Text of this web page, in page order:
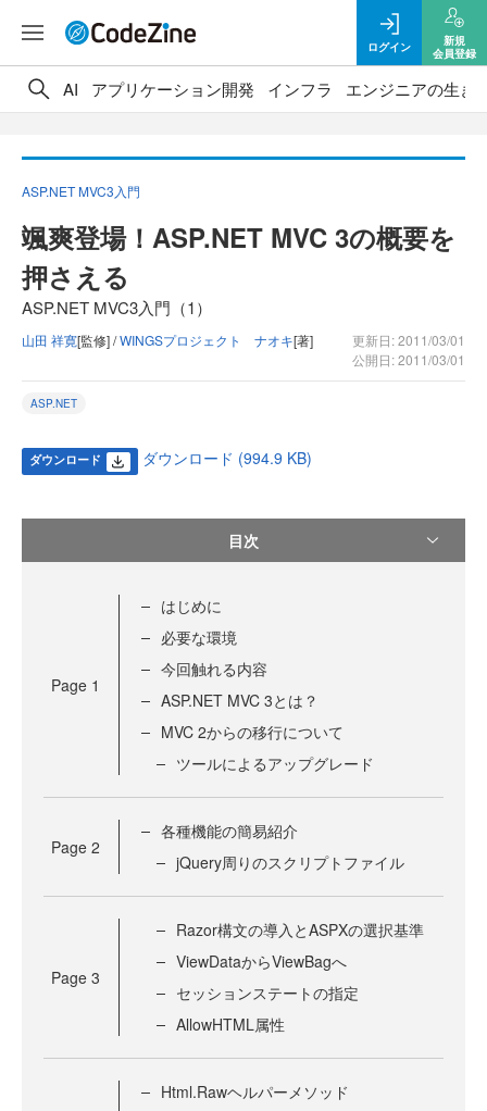
ログイン
新規
会員登録
AI アプリケーション開発 インフラ エンジニアの生き
ASP.NET MVC3入門
颯爽登場！ASP.NET MVC 3の概要を
押さえる
ASP.NET MVC3入門（1）
山田 祥寛[監修] /WINGSプロジェクト ナオキ[著]
更新日: 2011/03/01
公開日: 2011/03/01
ASP.NET
ダウンロード ダウンロード (994.9 KB)
目次
Page 1
はじめに
必要な環境
今回触れる内容
ASP.NET MVC 3とは？
MVC 2からの移行について
ツールによるアップグレード
Page 2
各種機能の簡易紹介
jQuery周りのスクリプトファイル
Page 3
Razor構文の導入とASPXの選択基準
ViewDataからViewBagへ
セッションステートの指定
AllowHTML属性
Html.Rawヘルパーメソッド